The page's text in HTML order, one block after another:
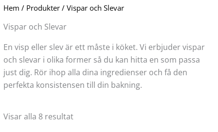
Hem / Produkter / Vispar och Slevar
Vispar och Slevar
En visp eller slev är ett måste i köket. Vi erbjuder vispar
och slevar i olika former så du kan hitta en som passa
just dig. Rör ihop alla dina ingredienser och få den
perfekta konsistensen till din bakning.
Visar alla 8 resultat